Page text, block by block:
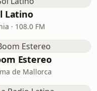
Latino
· 108.0 FM
Estereo
de Mallorca